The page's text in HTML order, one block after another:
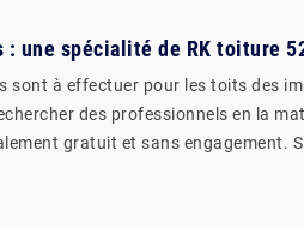
une spécialité de RK toiture
sont à effectuer pour les toits des
des professionnels en la
gratuit et sans engagement.